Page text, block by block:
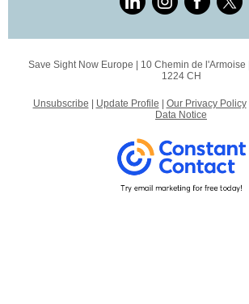
Save Sight Now Europe | 10 Chemin de l'Armoise
1224 CH
Unsubscribe Update Profile Our Privacy Policy|
Data Notice